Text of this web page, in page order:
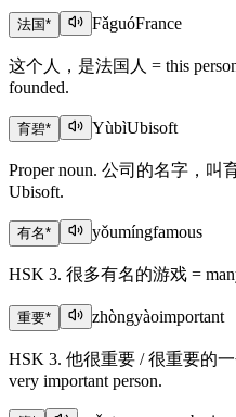
法国* FǎguóFrance
这个人，是法国人 = this
founded.
育碧* YùbìUbisoft
Proper noun. 公司的名字，叫
Ubisoft.
有名* yǒumíngfamous
HSK 3. 很多有名的游戏 =
重要* zhòngyàoimportant
HSK 3. 他很重要 / 很重要的一
very important person.